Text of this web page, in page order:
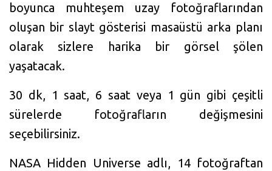
boyunca muhteşem uzay fotoğraflarından
oluşan bir slayt gösterisi masaüstü arka planı
olarak sizlere harika bir görsel şölen
yaşatacak.
30 dk, 1 saat, 6 saat veya 1 gün gibi çeşitli
sürelerde fotoğrafların değişmesini
seçebilirsiniz.
NASA Hidden Universe adlı, 14 fotoğraftan